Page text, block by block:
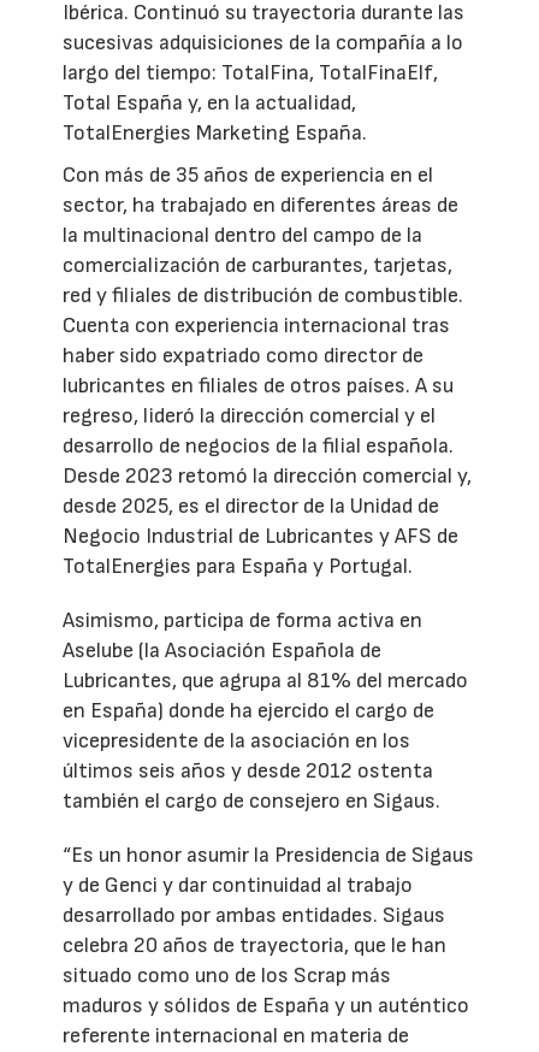
Ibérica. Continuó su trayectoria durante las
sucesivas adquisiciones de la compañía a lo
largo del tiempo: TotalFina, TotalFinaElf,
Total España y, en la actualidad,
TotalEnergies Marketing España.
Con más de 35 años de experiencia en el
sector, ha trabajado en diferentes áreas de
la multinacional dentro del campo de la
comercialización de carburantes, tarjetas,
red y filiales de distribución de combustible.
Cuenta con experiencia internacional tras
haber sido expatriado como director de
lubricantes en filiales de otros países. A su
regreso, lideró la dirección comercial y el
desarrollo de negocios de la filial española.
Desde 2023 retomó la dirección comercial y,
desde 2025, es el director de la Unidad de
Negocio Industrial de Lubricantes y AFS de
TotalEnergies para España y Portugal.
Asimismo, participa de forma activa en
Aselube (la Asociación Española de
Lubricantes, que agrupa al 81% del mercado
en España) donde ha ejercido el cargo de
vicepresidente de la asociación en los
últimos seis años y desde 2012 ostenta
también el cargo de consejero en Sigaus.
“Es un honor asumir la Presidencia de Sigaus
y de Genci y dar continuidad al trabajo
desarrollado por ambas entidades. Sigaus
celebra 20 años de trayectoria, que le han
situado como uno de los Scrap más
maduros y sólidos de España y un auténtico
referente internacional en materia de